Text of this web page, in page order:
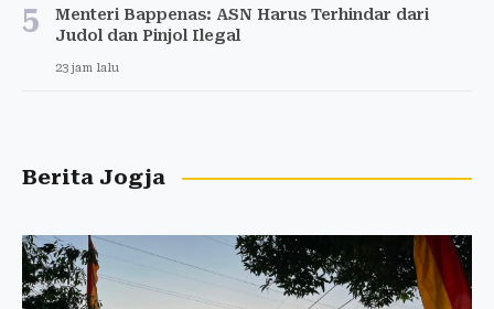
5
Menteri Bappenas: ASN Harus Terhindar dari
Judol dan Pinjol Ilegal
23 jam lalu
Berita Jogja